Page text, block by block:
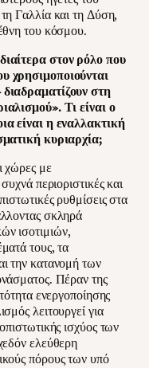
Γαλλία και τη Δύση,
του κόσμου.
στον ρόλο που
χρησιμοποιούνται
στη
Τι είναι ο
είναι η εναλλακτική
κυριαρχία;
χώρες με
περιοριστικές και
ρυθμίσεις στα
σκληρά
ισοτιμιών,
τους, τα
την κατανομή των
Πέραν της
ενεργοποίησης
λειτουργεί για
ισχύος των
ελεύθερη
πόρους των υπό